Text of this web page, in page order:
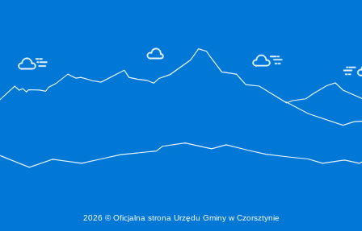
2026 © Oficjalna strona Urzędu Gminy w Czorsztynie